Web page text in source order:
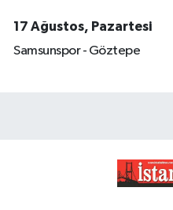
17 Ağustos, Pazartesi
Samsunspor - Göztepe